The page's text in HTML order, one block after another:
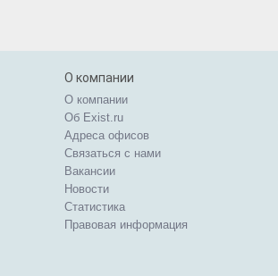
О компании
О компании
Об Exist.ru
Адреса офисов
Связаться с нами
Вакансии
Новости
Статистика
Правовая информация